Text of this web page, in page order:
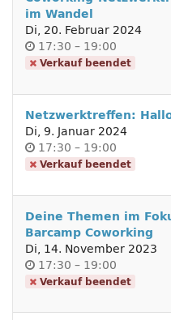
im Wandel
Di, 20. Februar 2024
Uhrzeit
17:30 –bis
19:00
Verkauf beendet
Netzwerktreffen:
Di, 9. Januar 2024
Uhrzeit
17:30 –bis
19:00
Verkauf beendet
Deine Themen im
Barcamp Coworking
Di, 14. November 2023
Uhrzeit
17:30 –bis
19:00
Verkauf beendet